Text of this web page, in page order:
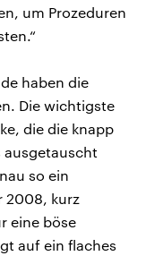
um Prozeduren
haben die
Die wichtigste
die die knapp
ausgetauscht
so ein
2008, kurz
eine böse
auf ein flaches